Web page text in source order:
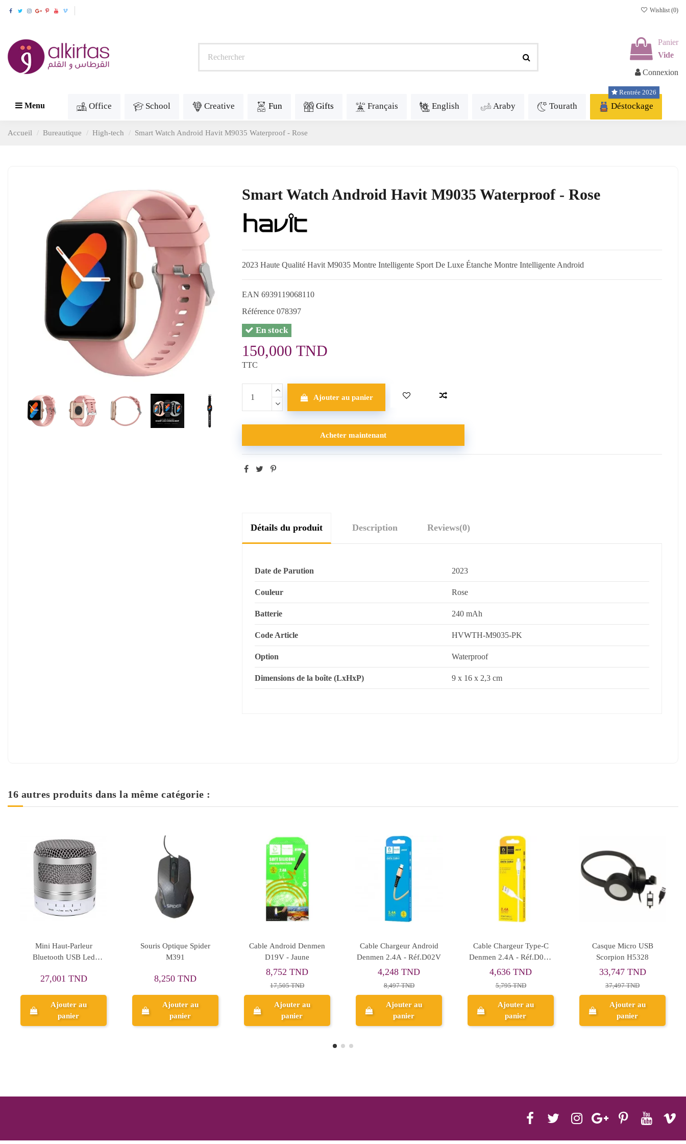
Wishlist (0)
Panier
Vide
Connexion
Menu Office School Creative Fun Gifts Français English Araby Tourath Déstockage
Rentrée 2026
Accueil Bureautique High-tech Smart Watch Android Havit M9035 Waterproof - Rose
Smart Watch Android Havit M9035 Waterproof - Rose
2023 Haute Qualité Havit M9035 Montre Intelligente Sport De Luxe Étanche Montre Intelligente Android
EAN 6939119068110
Référence 078397
En stock
150,000 TND
TTC
Ajouter au panier
Acheter maintenant
Détails du produit Description Reviews(0)
Date de Parution 2023
Couleur Rose
Batterie 240 mAh
Code Article HVWTH-M9035-PK
Option Waterproof
Dimensions de la boîte (LxHxP) 9 x 16 x 2,3 cm
16 autres produits dans la même catégorie :
Casque Micro USB
Scorpion H5328
Ajouter au
panier
Chargeur Denmen DC06L
58,001 TND
Aperçu
Rupture de stock
Chargeur iPhone Denmen
2.4A - Réf.DC01L
13,442 TND
Aperçu
Chargeur Android
Denmen 2.4A -
Réf.DC05V
11,251 TND
22,503 TND
Ajouter au
panier
Ecouteur Micro Denmen -
Réf.DR02
5,998 TND
7,497 TND
Ajouter au
panier
Haut-Parleur BT
Lumineux Micro Karaoke
- Réf. MK-602
90,000 TND
Ajouter au
panier